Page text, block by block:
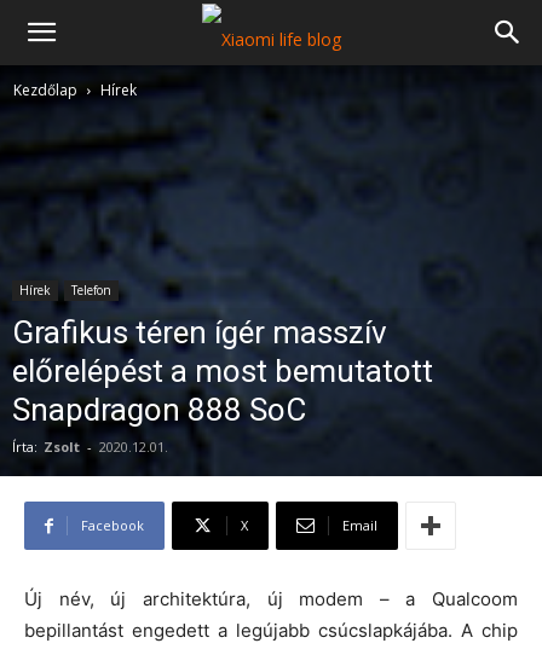
Kezdőlap Hírek
Hírek Telefon
Grafikus téren ígér masszív
előrelépést a most bemutatott
Snapdragon 888 SoC
Írta: Zsolt - 2020.12.01.
Facebook X Email
Új név, új architektúra, új modem – a Qualcoom
bepillantást engedett a legújabb csúcslapkájába. A chip